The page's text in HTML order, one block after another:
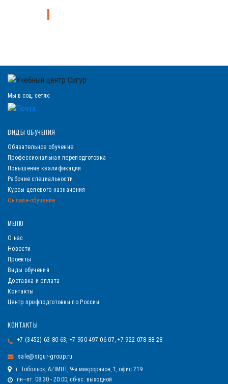
Мы в соц. сетях:
ВИДЫ ОБУЧЕНИЯ
Обязательное обучение
Профессиональная переподготовка
Повышение квалификации
Рабочие специальности
Курсы целевого назначения
Онлайн-обучение
МЕНЮ
О нас
Новости
Проекты
Виды обучения
Доставка и оплата
Контакты
Центр профподготовки по России
КОНТАКТЫ
+7 (3452) 63-80-63, +7 950 497 06 07, +7 922 078 88 28
sale@sigur-group.ru
г. Тобольск, AZIMUT, 9-й микрорайон, 1, офис 219
пн–пт: 08:30 - 20:00, сб-вс: выходной